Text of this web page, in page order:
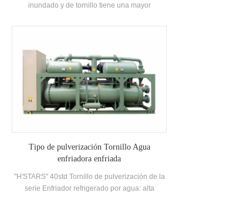
inundado y de tornillo tiene una mayor
diferencia de temperatura entre la temperatura
evaporación es pequeña,y la resistencia a lo
largo del camino es Pequeño. Es adecuado
para las unidades con gran circulación y buen
enfriamiento Efecto.
Tipo de pulverización Tornillo Agua
enfriadora enfriada
"H'STARS" 40std Tornillo de pulverización de la
serie Enfriador refrigerado por agua: alta